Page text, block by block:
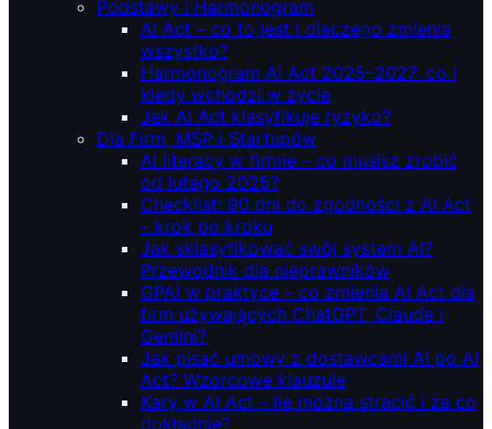
Podstawy i Harmonogram
AI Act – co to jest i dlaczego zmienia
wszystko?
Harmonogram AI Act 2025–2027: co i
kiedy wchodzi w życie
Jak AI Act klasyfikuje ryzyko?
Dla Firm, MŚP i Startupów
AI literacy w firmie – co musisz zrobić
od lutego 2025?
Checklist: 90 dni do zgodności z AI Act
– krok po kroku
Jak sklasyfikować swój system AI?
Przewodnik dla nieprawników
GPAI w praktyce – co zmienia AI Act dla
firm używających ChatGPT, Claude i
Gemini?
Jak pisać umowy z dostawcami AI po AI
Act? Wzorcowe klauzule
Kary w AI Act – ile można stracić i za co
dokładnie?